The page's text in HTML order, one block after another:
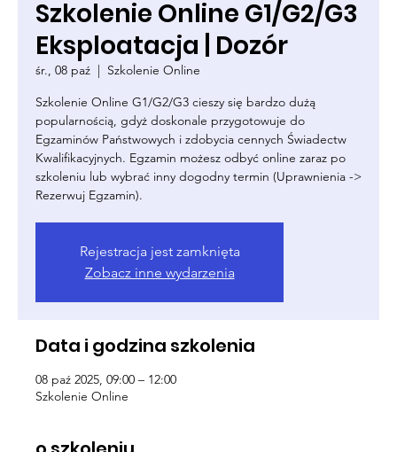
Szkolenie Online G1/G2/G3
Eksploatacja | Dozór
śr., 08 paź
  |
Szkolenie Online
Szkolenie Online G1/G2/G3 cieszy się bardzo dużą
popularnością, gdyż doskonale przygotowuje do
Egzaminów Państwowych i zdobycia cennych Świadectw
Kwalifikacyjnych. Egzamin możesz odbyć online zaraz po
szkoleniu lub wybrać inny dogodny termin (Uprawnienia ->
Rezerwuj Egzamin).
Rejestracja jest zamknięta
Zobacz inne wydarzenia
Data i godzina szkolenia
08 paź 2025, 09:00 – 12:00
Szkolenie Online